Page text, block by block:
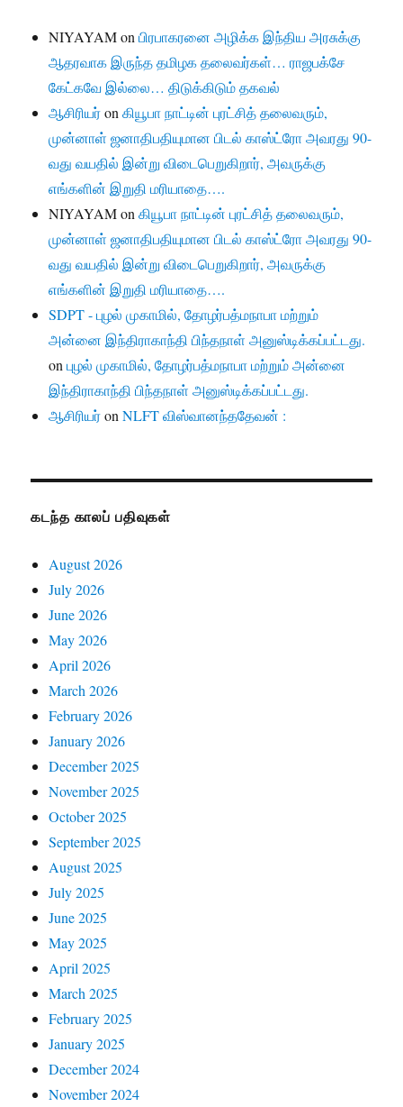
NIYAYAMonபிரபாகரனை அழிக்க இந்திய அரசுக்கு
ஆதரவாக இருந்த தமிழக தலைவர்கள்… ராஜபக்சே
கேட்கவே இல்லை… திடுக்கிடும் தகவல்
ஆசிரியர்onகியூபா நாட்டின் புரட்சித் தலைவரும்,
முன்னாள் ஜனாதிபதியுமான பிடல் காஸ்ட்ரோ அவரது 90-
வது வயதில் இன்று விடைபெறுகிறார், அவருக்கு
எங்களின் இறுதி மரியாதை….
NIYAYAMonகியூபா நாட்டின் புரட்சித் தலைவரும்,
முன்னாள் ஜனாதிபதியுமான பிடல் காஸ்ட்ரோ அவரது 90-
வது வயதில் இன்று விடைபெறுகிறார், அவருக்கு
எங்களின் இறுதி மரியாதை….
SDPT - புழல் முகாமில், தோழர்பத்மநாபா மற்றும்
அன்னை இந்திராகாந்தி பிந்தநாள் அனுஸ்டிக்கப்பட்டது.
onபுழல் முகாமில், தோழர்பத்மநாபா மற்றும் அன்னை
இந்திராகாந்தி பிந்தநாள் அனுஸ்டிக்கப்பட்டது.
ஆசிரியர்onNLFT விஸ்வானந்ததேவன் :
கடந்த காலப் பதிவுகள்
August 2026
July 2026
June 2026
May 2026
April 2026
March 2026
February 2026
January 2026
December 2025
November 2025
October 2025
September 2025
August 2025
July 2025
June 2025
May 2025
April 2025
March 2025
February 2025
January 2025
December 2024
November 2024